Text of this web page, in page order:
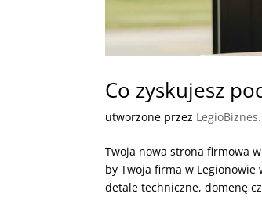
Co zyskujesz
utworzone przez
Twoja nowa strona firmowa
by Twoja firma w Legionowie
detale techniczne, domenę